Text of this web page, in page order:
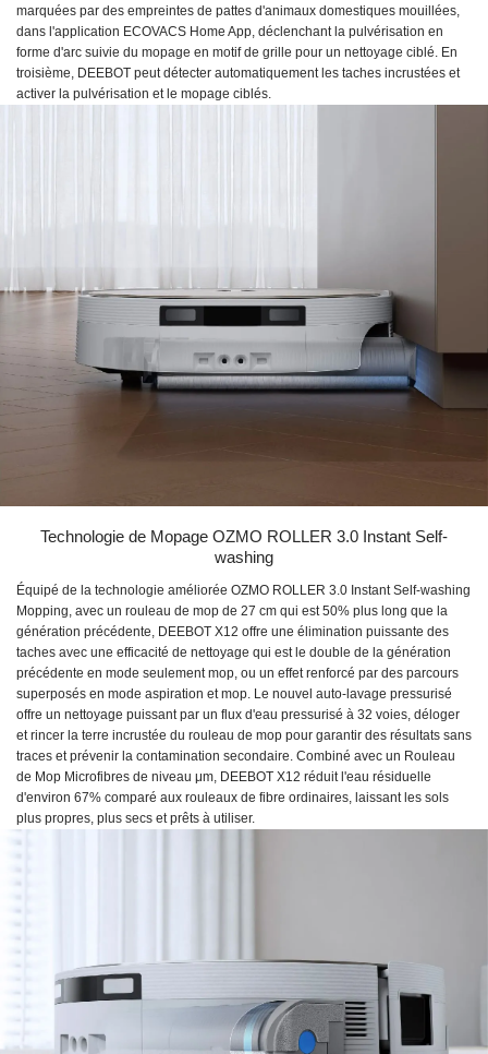
marquées par des empreintes de pattes d'animaux domestiques mouillées,
dans l'application ECOVACS Home App, déclenchant la pulvérisation en
forme d'arc suivie du mopage en motif de grille pour un nettoyage ciblé. En
troisième, DEEBOT peut détecter automatiquement les taches incrustées et
activer la pulvérisation et le mopage ciblés.
Technologie de Mopage OZMO ROLLER 3.0 Instant Self-
washing
Équipé de la technologie améliorée OZMO ROLLER 3.0 Instant Self-washing
Mopping, avec un rouleau de mop de 27 cm qui est 50% plus long que la
génération précédente, DEEBOT X12 offre une élimination puissante des
taches avec une efficacité de nettoyage qui est le double de la génération
précédente en mode seulement mop, ou un effet renforcé par des parcours
superposés en mode aspiration et mop. Le nouvel auto-lavage pressurisé
offre un nettoyage puissant par un flux d'eau pressurisé à 32 voies, déloger
et rincer la terre incrustée du rouleau de mop pour garantir des résultats sans
traces et prévenir la contamination secondaire. Combiné avec un Rouleau
de Mop Microfibres de niveau μm, DEEBOT X12 réduit l'eau résiduelle
d'environ 67% comparé aux rouleaux de fibre ordinaires, laissant les sols
plus propres, plus secs et prêts à utiliser.